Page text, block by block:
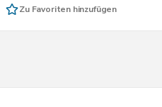
Zu Favoriten hinzufügen